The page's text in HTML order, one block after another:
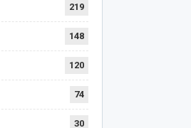
219
148
120
74
30